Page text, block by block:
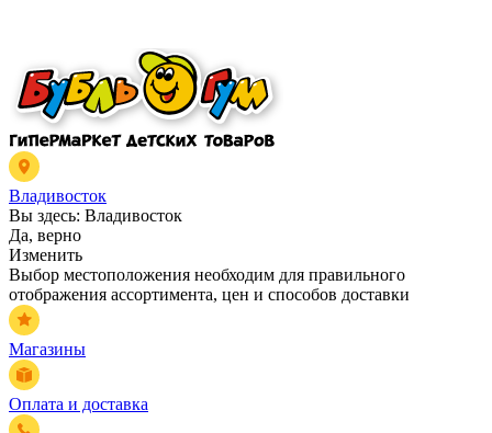
Владивосток
Вы здесь: Владивосток
Да, верно
Изменить
Выбор местоположения необходим для правильного
отображения ассортимента, цен и способов доставки
Магазины
Оплата и доставка